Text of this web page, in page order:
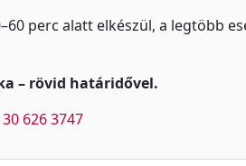
perc alatt elkészül, a legtöbb
– rövid határidővel.
626 3747